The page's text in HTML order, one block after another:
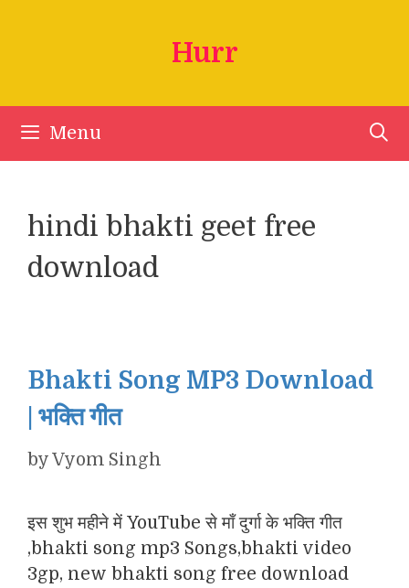
Hurr
Menu
hindi bhakti geet free
download
Bhakti Song MP3 Download
| भक्ति गीत
byVyom Singh
इस शुभ महीने में YouTube से माँ दुर्गा के भक्ति गीत
,bhakti song mp3 Songs,bhakti video
3gp, new bhakti song free download